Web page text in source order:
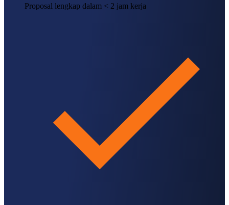
Proposal lengkap dalam < 2 jam kerja